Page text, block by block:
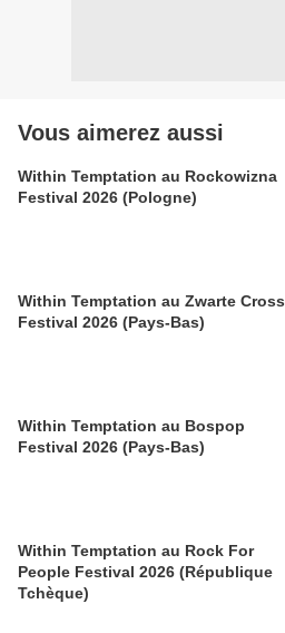
Vous aimerez aussi
Within Temptation au Rockowizna
Festival 2026 (Pologne)
Within Temptation au Zwarte Cross
Festival 2026 (Pays-Bas)
Within Temptation au Bospop
Festival 2026 (Pays-Bas)
Within Temptation au Rock For
People Festival 2026 (République
Tchèque)